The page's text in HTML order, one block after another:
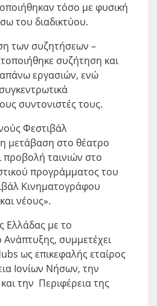
τόσο με φυσική
του διαδικτύου.
των συζητήσεων –
συζήτηση και
εργασιών, ενώ
συντονιστές τους.
Φεστιβάλ
μετάβαση στο θέατρο
ταινιών στο
προγράμματος του
Κινηματογράφου
νέους».
Ελλάδας με το
Ανάπτυξης, συμμετέχει
ως επικεφαλής εταίρος
Ιονίων Νήσων, την
την Περιφέρεια της